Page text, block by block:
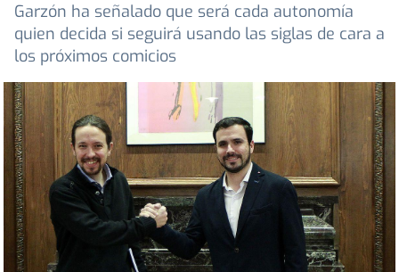
Garzón ha señalado que será cada autonomía
quien decida si seguirá usando las siglas de cara a
los próximos comicios